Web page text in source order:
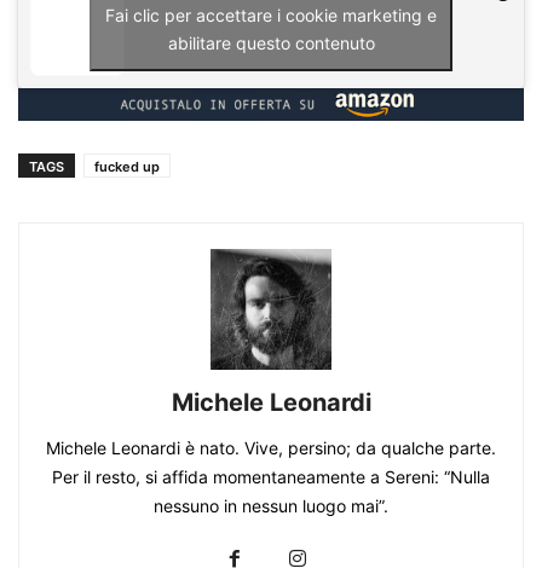
Fai clic per accettare i cookie marketing e
abilitare questo contenuto
TAGS fucked up
Michele Leonardi
Michele Leonardi è nato. Vive, persino; da qualche parte.
Per il resto, si affida momentaneamente a Sereni: “Nulla
nessuno in nessun luogo mai”.